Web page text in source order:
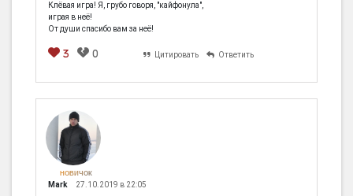
Клёвая игра! Я, грубо говоря, "кайфонула",
играя в неё!
От души спасибо вам за неё!
3 0 Цитировать Ответить
НОВИЧОК
Mark 27.10.2019 в 22:05